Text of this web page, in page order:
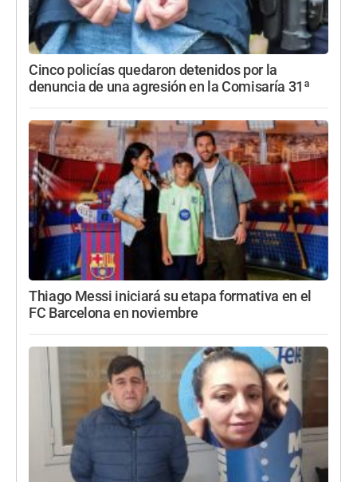
Cinco policías quedaron detenidos por la
denuncia de una agresión en la Comisaría 31ª
Thiago Messi iniciará su etapa formativa en el
FC Barcelona en noviembre